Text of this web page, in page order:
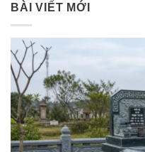
BÀI VIẾT MỚI